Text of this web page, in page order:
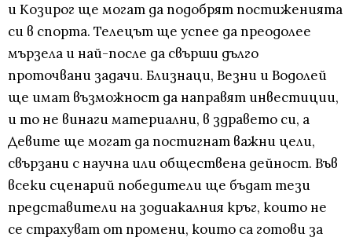
и Козирог ще могат да подобрят постиженията
си в спорта. Телецът ще успее да преодолее
мързела и най-после да свърши дълго
проточвани задачи. Близнаци, Везни и Водолей
ще имат възможност да направят инвестиции,
и то не винаги материални, в здравето си, а
Девите ще могат да постигнат важни цели,
свързани с научна или обществена дейност. Във
всеки сценарий победители ще бъдат тези
представители на зодиакалния кръг, които не
се страхуват от промени, които са готови за